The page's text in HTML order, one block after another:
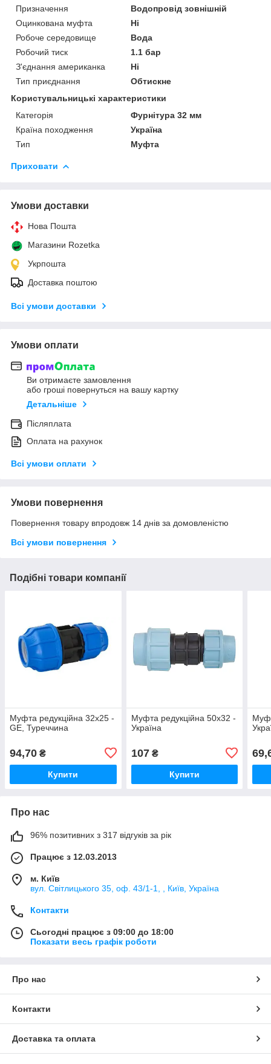
Призначення
Водопровід зовнішній
Оцинкована муфта
Ні
Робоче середовище
Вода
Робочий тиск
1.1 бар
З'єднання американка
Ні
Тип приєднання
Обтискне
Користувальницькі характеристики
Категорія
Фурнітура 32 мм
Країна походження
Україна
Тип
Муфта
Приховати
Умови доставки
Нова Пошта
Магазини Rozetka
Укрпошта
Доставка поштою
Всі умови доставки
Умови оплати
Ви отримаєте замовлення
або гроші повернуться на вашу картку
Детальніше
Післяплата
Оплата на рахунок
Всі умови оплати
Умови повернення
Повернення товару впродовж 14 днів за домовленістю
Всі умови повернення
Подібні товари компанії
Муфта редукційна 32х25 -
GE, Туреччина
94,70 ₴
Купити
Муфта редукційна 50х32 -
Україна
107₴
Купити
Про нас
96% позитивних з 317 відгуків за рік
Працює з 12.03.2013
м. Київ
вул. Світлицького 35, оф. 43/1-1, , Київ, Україна
Контакти
Сьогодні працює з 09:00 до 18:00
Показати весь графік роботи
Про нас
Контакти
Доставка та оплата